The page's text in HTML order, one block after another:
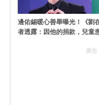
邊佑錫暖心善舉曝光！《劉
者透露：因他的捐款，兒童
廣告